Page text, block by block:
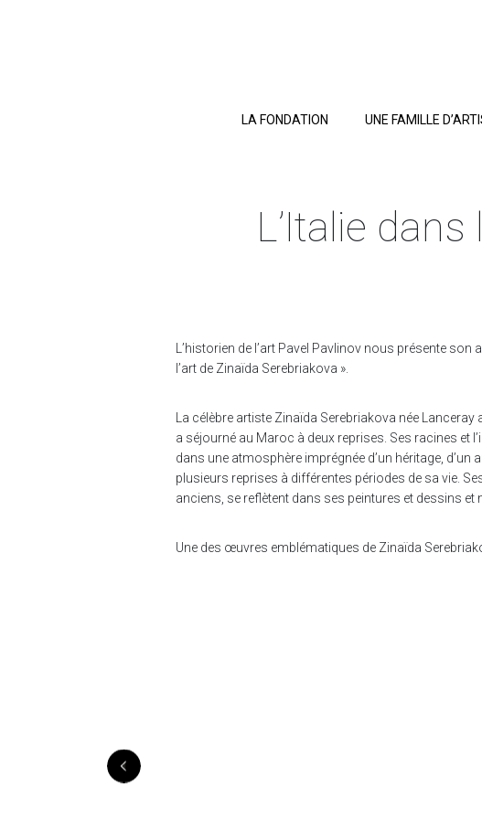
LA FONDATION UNE FAMILLE
L’Italie
L’historien de l’art Pavel Pavlinov nous présente son
l’art de Zinaïda Serebriakova ».
La célèbre artiste Zinaïda Serebriakova née
a séjourné au Maroc à deux reprises. Ses racines et
dans une atmosphère imprégnée d’un héritage, d’un
plusieurs reprises à différentes périodes de sa vie.
anciens, se reflètent dans ses peintures et dessins
Une des œuvres emblématiques de Zinaïda